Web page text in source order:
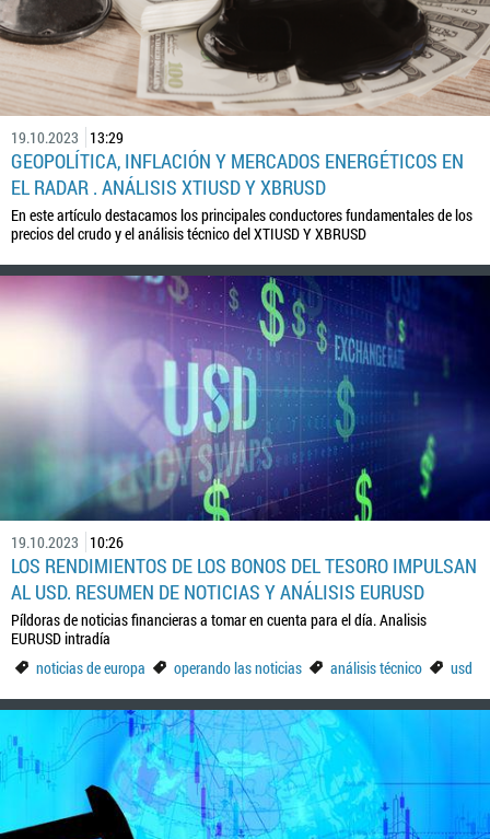
19.10.2023 13:29
GEOPOLÍTICA, INFLACIÓN Y MERCADOS ENERGÉTICOS EN
EL RADAR . ANÁLISIS XTIUSD Y XBRUSD
En este artículo destacamos los principales conductores fundamentales de los
precios del crudo y el análisis técnico del XTIUSD Y XBRUSD
19.10.2023 10:26
LOS RENDIMIENTOS DE LOS BONOS DEL TESORO IMPULSAN
AL USD. RESUMEN DE NOTICIAS Y ANÁLISIS EURUSD
Píldoras de noticias financieras a tomar en cuenta para el día. Analisis
EURUSD intradía
noticias de europa
operando las noticias análisis técnico usd